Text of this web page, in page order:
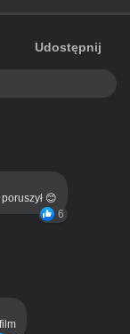
Udostępnij
😊
6